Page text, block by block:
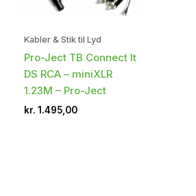
Kabler & Stik til Lyd
Pro-Ject TB Connect It
DS RCA – miniXLR
1.23M – Pro-Ject
kr. 1.495,00